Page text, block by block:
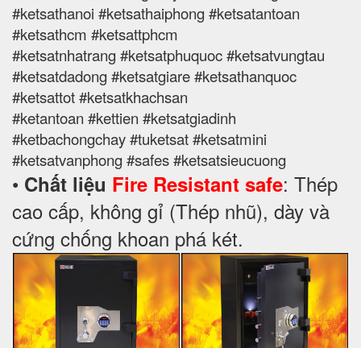
#ketsathanoi #ketsathaiphong #ketsatantoan
#ketsathcm #ketsattphcm
#ketsatnhatrang #ketsatphuquoc #ketsatvungtau
#ketsatdadong #ketsatgiare #ketsathanquoc
#ketsattot #ketsatkhachsan
#ketantoan #kettien #ketsatgiadinh
#ketbachongchay #tuketsat #ketsatmini
#ketsatvanphong #safes #ketsatsieucuong
• Chất liệu Fire Resistant safe: Thép
cao cấp, không gỉ (Thép nhũ), dày và
cứng chống khoan phá két.